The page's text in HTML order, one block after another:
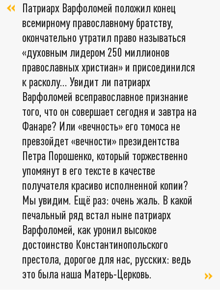
Патриарх Варфоломей положил конец
всемирному православному братству,
окончательно утратил право называться
«духовным лидером 250 миллионов
православных христиан» и присоединился
к расколу... Увидит ли патриарх
Варфоломей всеправославное признание
того, что он совершает сегодня и завтра на
Фанаре? Или «вечность» его томоса не
превзойдет «вечности» президентства
Петра Порошенко, который торжественно
упомянут в его тексте в качестве
получателя красиво исполненной копии?
Мы увидим. Ещё раз: очень жаль. В какой
печальный ряд встал ныне патриарх
Варфоломей, как уронил высокое
достоинство Константинопольского
престола, дорогое для нас, русских: ведь
это была наша Матерь-Церковь.